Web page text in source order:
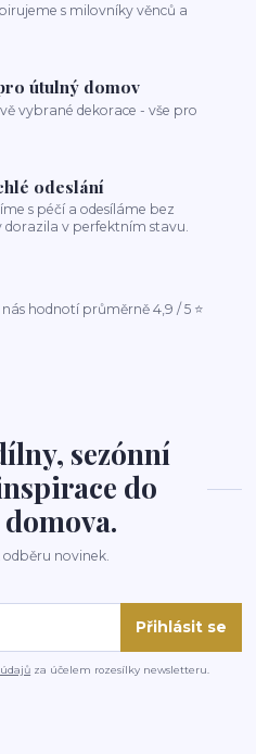
s milovníky věnců a
útulný domov
vybrané dekorace - vše pro
odeslání
s péčí a odesíláme bez
v perfektním stavu.
hodnotí průměrně 4,9 / 5 ⭐
sezónní
do
odběru novinek.
Přihlásit se
za účelem rozesílky newsletteru.